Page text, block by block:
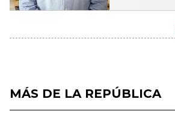
MÁS DE LA REPÚBLICA